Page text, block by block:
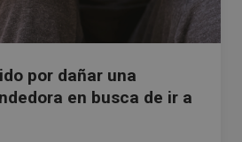
por dañar una
en busca de ir a